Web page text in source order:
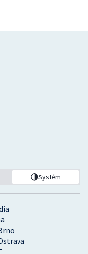
Systém